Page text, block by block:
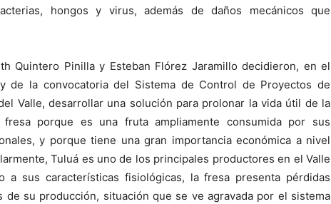
hongos y virus, además de daños mecánicos que
Quintero Pinilla y Esteban Flórez Jaramillo decidieron, en el
de la convocatoria del Sistema de Control de Proyectos de
Valle, desarrollar una solución para prolonar la vida útil de la
porque es una fruta ampliamente consumida por sus
y porque tiene una gran importancia económica a nivel
Tuluá es uno de los principales productores en el Valle
a sus características fisiológicas, la fresa presenta pérdidas
de su producción, situación que se ve agravada por el sistema